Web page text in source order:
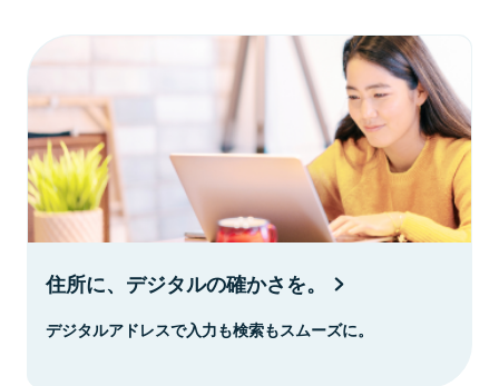
住所に、デジタルの確かさを。
デジタルアドレスで入力も検索もスムーズに。